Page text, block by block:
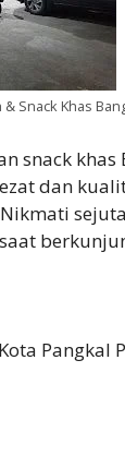
Snack Khas
snack khas
dan
Pangkal